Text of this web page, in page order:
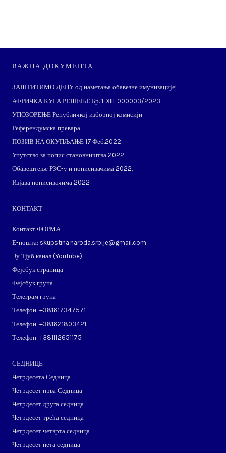
ВАЖНА ДОКУМЕНТА
ЗАШТИТИМО ДЕЦУ од наметања обавезне имунизације!
АФРИЧКА КУГА РЕШЕЊЕ Бр. 1-XIII-000003/2023.
УПОЗОРЕЊЕ Републичкој изборној комисији
Референдумска превара
ПОЗИВ НА ОКУПЉАЊЕ 17.Феб.2022.
Упутство за попис становништва 2022
Обавештење РЗС-у и пописивачима 2022.
Изјава пописивачима 2022
КОНТАКТ
Контакт ФОРМА
Е-пошта: skupstina.naroda.srbije@gmail.com
Ју Тјуб канал (YouTube)
Фејсбук страница
Фејсбук група
Телеграм група
Телефон: ​+381617347571
Телефон: ​+381621803421
Телефон: ​+381112651175
СЕДНИЦЕ
Четрдесета Седница
Четрдесет прва Седница
Четрдесет друга седница
Четрдесет трећа седница
Четрдесет четврта седница
Четрдесет пета седница